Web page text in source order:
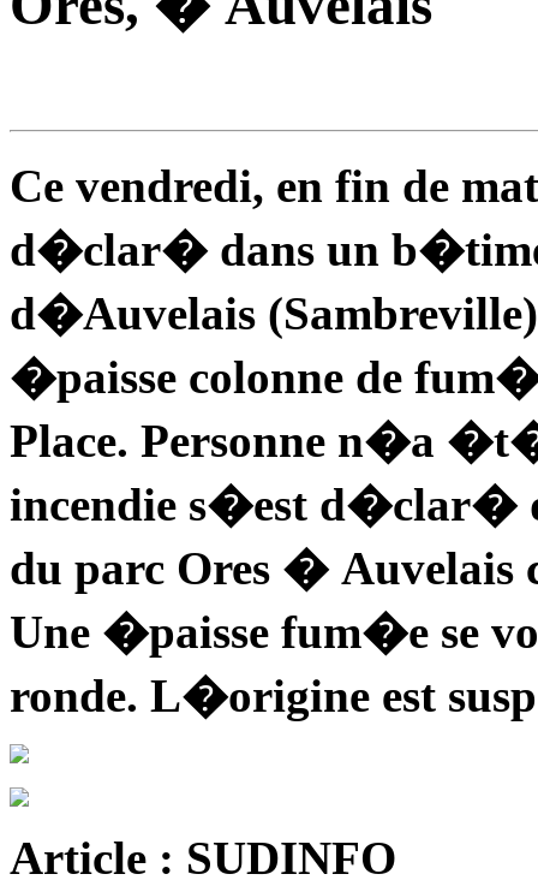
Ce vendredi, en fin de
d�clar� dans un
d�Auvelais
�paisse colonne de
Place. Personne n�a
incendie s�est d�clar�
du parc Ores � Auvelais
Une �paisse fum�e se
ronde. L�origine est
Article : SUDINFO